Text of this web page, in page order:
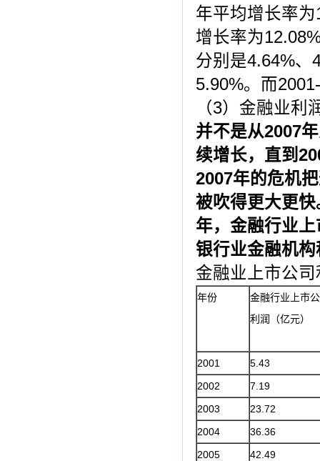
年平均增长率
增长率为
分别是4.64%、
5.90%。而
（3）金融业利
并不是从2007
续增长，直到
2007年的危机
被吹得更大更
年，金融行业
银行业金融机
金融业上市公
年份
金融行业上市
利润（亿元）
2001
5.43
2002
7.19
2003
23.72
2004
36.36
2005
42.49